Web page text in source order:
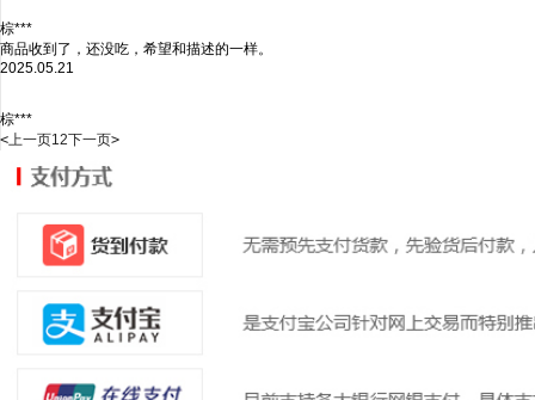
棕***
商品收到了，还没吃，希望和描述的一样。
2025.05.21
棕***
<上一页12下一页>